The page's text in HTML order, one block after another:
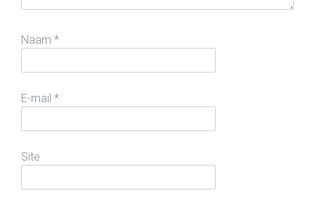
Naam *
E-mail *
Site